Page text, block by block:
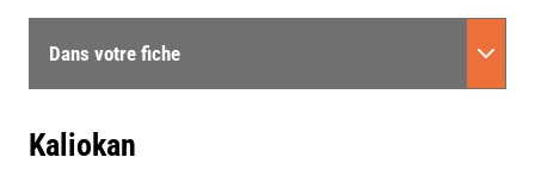
Dans votre fiche
Kaliokan